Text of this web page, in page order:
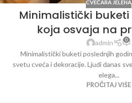
CVEĆARA JELENA
Minimalistički
koja osvaja na
admin 0
Minimalistički buketi poslednjih
svetu cveća i dekoracije. Ljudi danas
elega...
PROČITAJ VIŠE